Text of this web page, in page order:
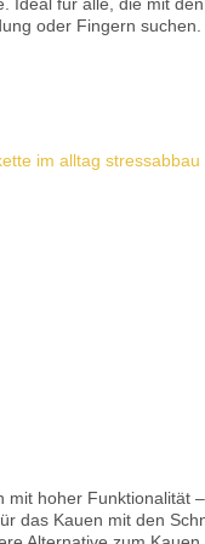
Ideal für alle, die mit
oder Fingern suchen.
wird, desto härter
das Kauen mit den